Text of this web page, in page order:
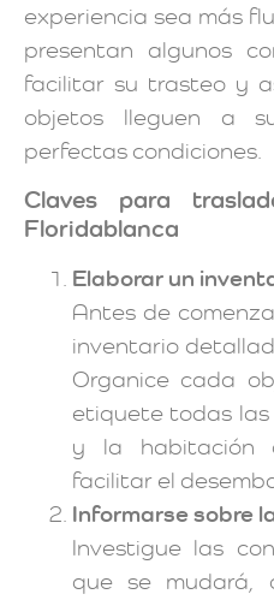
experiencia sea más
presentan algunos
facilitar su trasteo y
objetos lleguen a
perfectas condiciones.
Claves para
Floridablanca
Elaborar un
Antes de
inventario
Organice cada
etiquete todas
y la habitación
facilitar el
Informarse sobre
Investigue las
que se mudará,